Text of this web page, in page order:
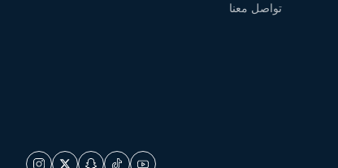
تواصل معنا